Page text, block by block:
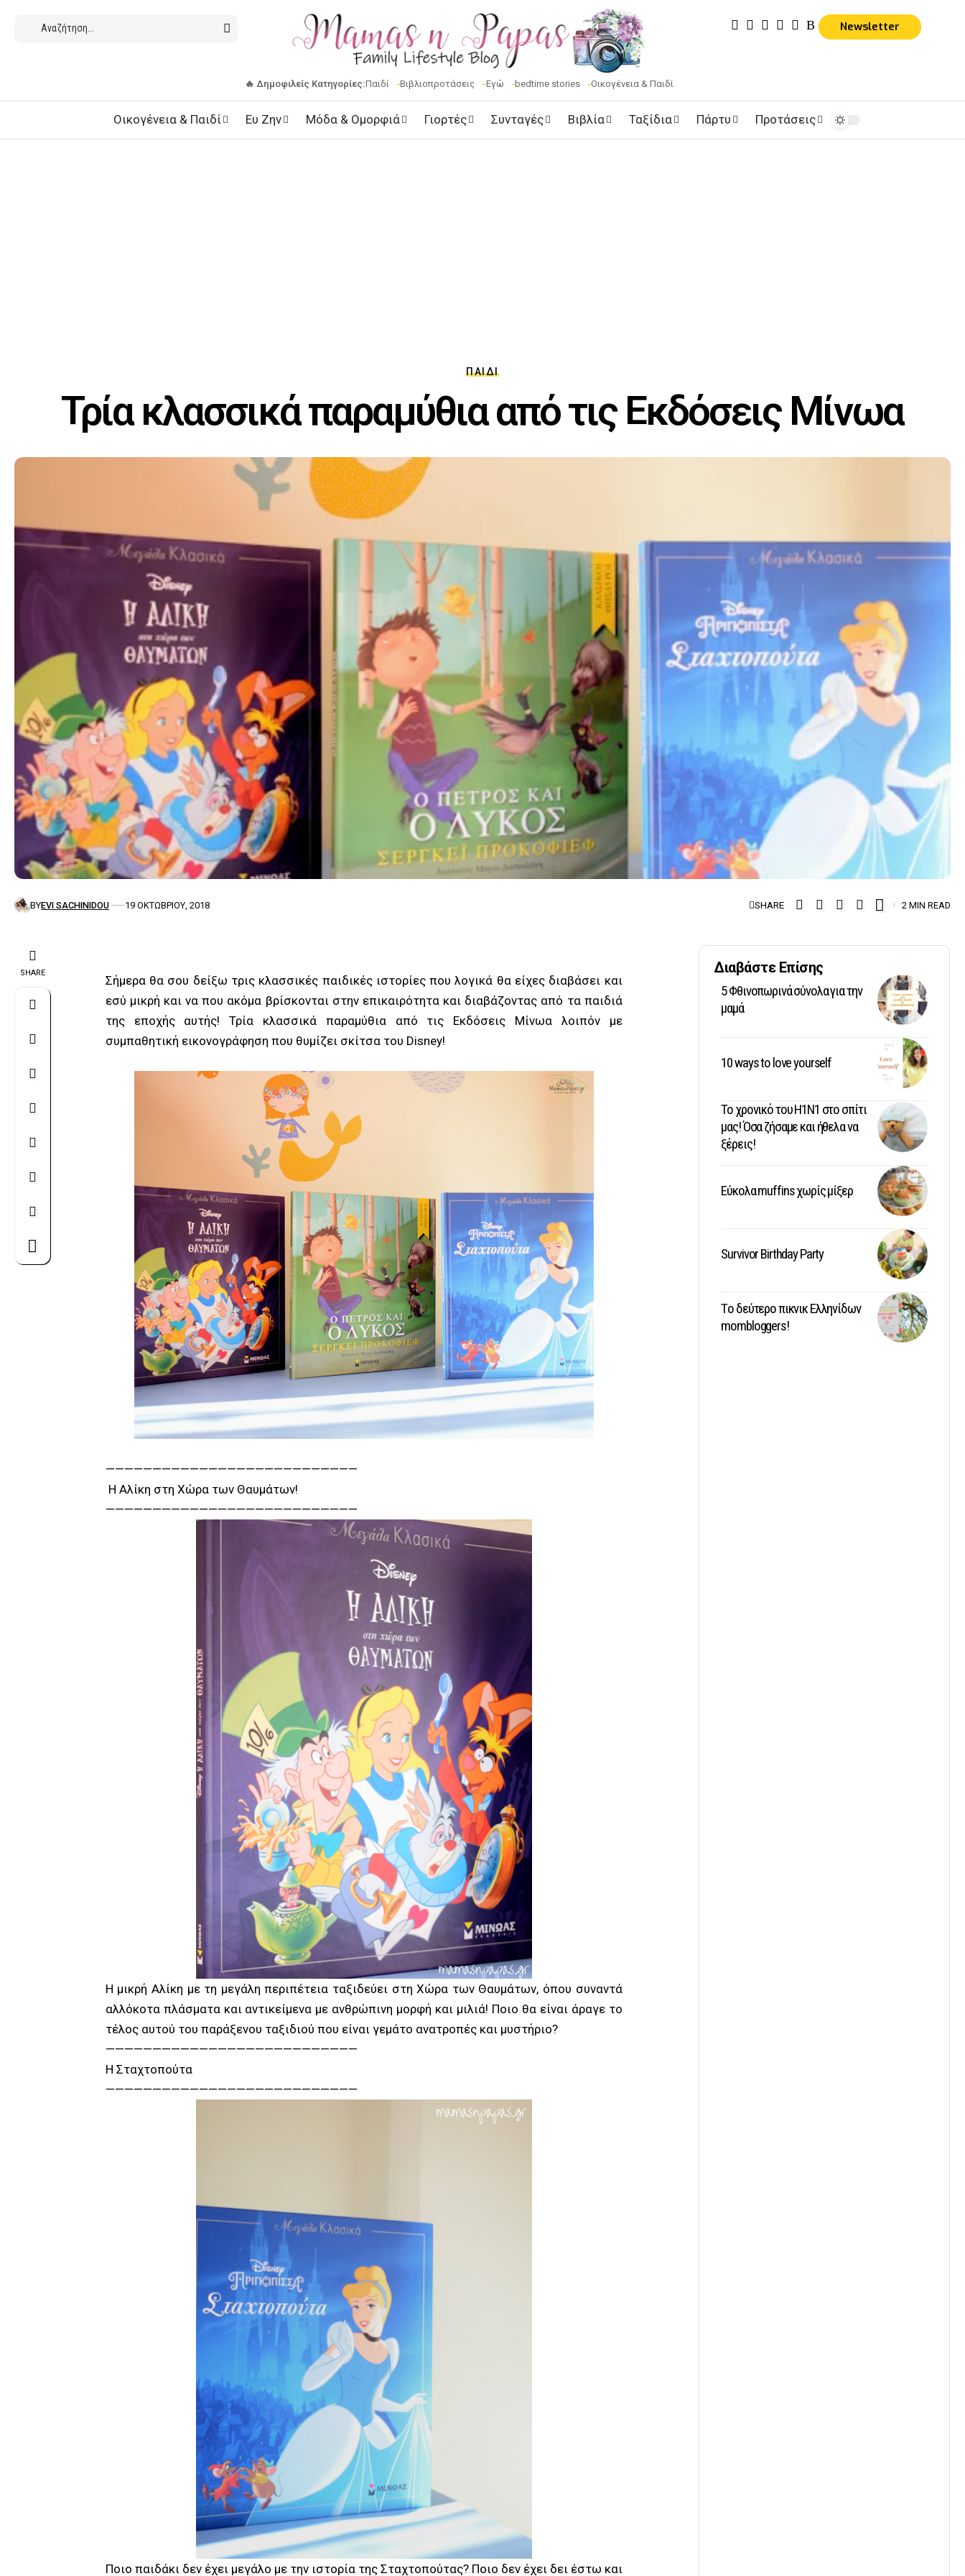
🔥 Δημοφιλείς Κατηγορίες:Παιδί Βιβλιοπροτάσεις Εγώ bedtime stories Οικογένεια & Παιδί
Newsletter
Οικογένεια & Παιδί Ευ Ζην Μόδα & Ομορφιά Γιορτές Συνταγές Βιβλία Ταξίδια Πάρτυ Προτάσεις
ΠΑΙΔΊ
Τρία κλασσικά παραμύθια από τις Εκδόσεις Μίνωα
BYEVI SACHINIDOU 19 ΟΚΤΩΒΡΊΟΥ, 2018 SHARE 2 MIN READ
SHARE
Σήμερα θα σου δείξω τρις κλασσικές παιδικές ιστορίες που λογικά θα είχες διαβάσει και
εσύ μικρή και να που ακόμα βρίσκονται στην επικαιρότητα και διαβάζοντας από τα παιδιά
της εποχής αυτής! Τρία κλασσικά παραμύθια από τις Εκδόσεις Μίνωα λοιπόν με
συμπαθητική εικονογράφηση που θυμίζει σκίτσα του Disney!
———————————————————————————
Η Αλίκη στη Χώρα των Θαυμάτων!
———————————————————————————
Η μικρή Αλίκη με τη μεγάλη περιπέτεια ταξιδεύει στη Χώρα των Θαυμάτων, όπου συναντά
αλλόκοτα πλάσματα και αντικείμενα με ανθρώπινη μορφή και μιλιά! Ποιο θα είναι άραγε το
τέλος αυτού του παράξενου ταξιδιού που είναι γεμάτο ανατροπές και μυστήριο?
———————————————————————————
Η Σταχτοπούτα
———————————————————————————
Ποιο παιδάκι δεν έχει μεγάλο με την ιστορία της Σταχτοπούτας? Ποιο δεν έχει δει έστω και
Διαβάστε Επίσης
5 Φθινοπωρινά σύνολα για την
μαμά
10 ways to love yourself
Το χρονικό του Η1Ν1 στο σπίτι
μας! Όσα ζήσαμε και ήθελα να
ξέρεις!
Εύκολα muffins χωρίς μίξερ
Survivor Birthday Party
Tο δεύτερο πικνικ Ελληνίδων
mombloggers!